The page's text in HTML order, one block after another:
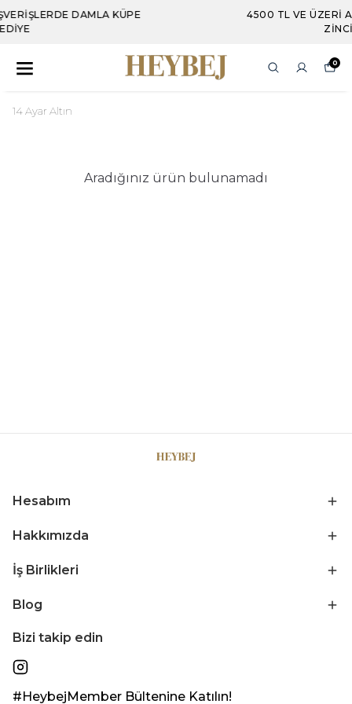
4500 TL VE ÜZERI ALIŞVERIŞLERDE
0
14 Ayar Altın
Aradığınız ürün bulunamadı
Hesabım
Hakkımızda
İş Birlikleri
Blog
Bizi takip edin
#HeybejMember Bültenine Katılın!